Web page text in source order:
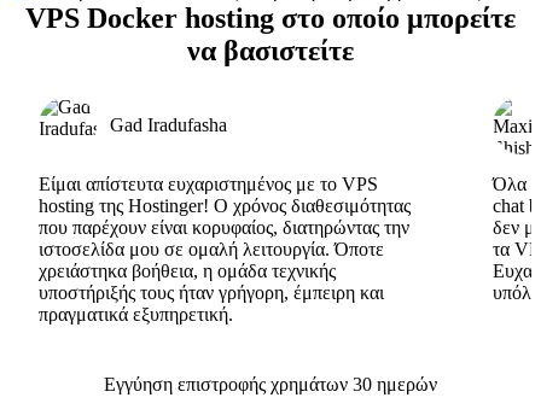
VPS Docker hosting στο οποίο μπορείτε
να βασιστείτε
Gad Iradufasha
Είμαι απίστευτα ευχαριστημένος με το VPS
hosting της Hostinger! Ο χρόνος διαθεσιμότητας
που παρέχουν είναι κορυφαίος, διατηρώντας την
ιστοσελίδα μου σε ομαλή λειτουργία. Όποτε
χρειάστηκα βοήθεια, η ομάδα τεχνικής
υποστήριξής τους ήταν γρήγορη, έμπειρη και
πραγματικά εξυπηρετική.
Όλα
chat
δεν
τα
Εγγύηση επιστροφής χρημάτων 30 ημερών